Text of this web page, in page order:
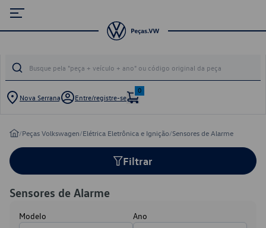
Nova Serrana Entre/registre-se
0
/Peças Volkswagen/Elétrica Eletrônica e Ignição/Sensores de Alarme
Filtrar
Sensores de Alarme
Modelo Ano